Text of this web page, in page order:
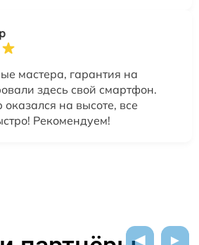
мастера, гарантия на
здесь свой смартфон.
на высоте, все
Рекомендуем!